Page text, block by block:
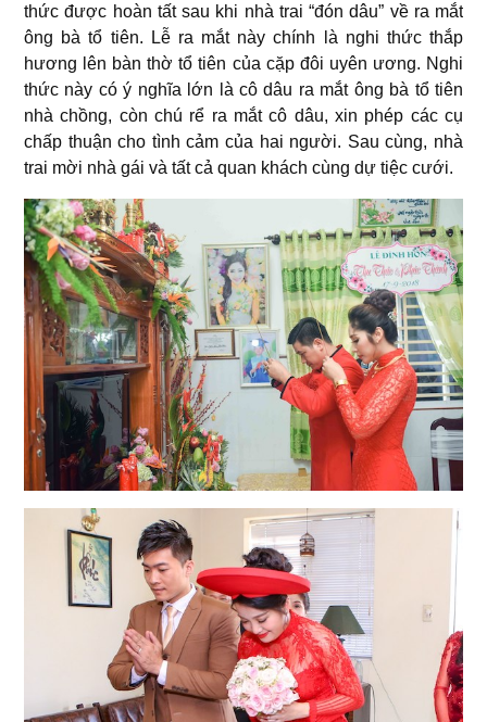
thức được hoàn tất sau khi nhà trai “đón dâu” về ra mắt
ông bà tổ tiên. Lễ ra mắt này chính là nghi thức thắp
hương lên bàn thờ tổ tiên của cặp đôi uyên ương. Nghi
thức này có ý nghĩa lớn là cô dâu ra mắt ông bà tổ tiên
nhà chồng, còn chú rể ra mắt cô dâu, xin phép các cụ
chấp thuận cho tình cảm của hai người. Sau cùng, nhà
trai mời nhà gái và tất cả quan khách cùng dự tiệc cưới.